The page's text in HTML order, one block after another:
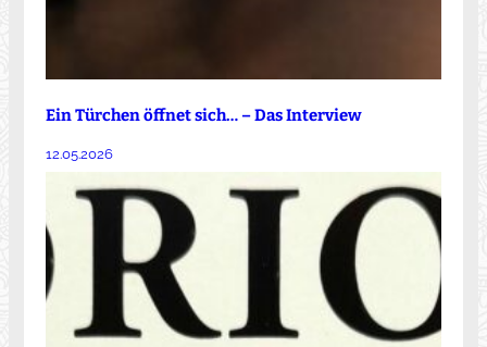
Ein Türchen öffnet sich… – Das Interview
12.05.2026